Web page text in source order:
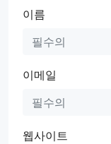
이름
이메일
웹사이트